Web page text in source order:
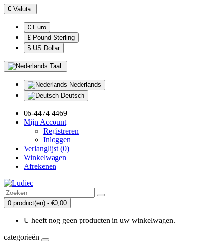
€ Valuta
€ Euro
£ Pound Sterling
$ US Dollar
Taal
Nederlands
Deutsch
06-4474 4469
Mijn Account
Registreren
Inloggen
Verlanglijst (0)
Winkelwagen
Afrekenen
0 product(en) - €0,00
U heeft nog geen producten in uw winkelwagen.
categorieën